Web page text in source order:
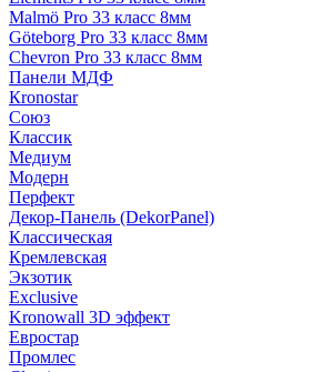
Malmö Pro 33 класс 8мм
Göteborg Pro 33 класс 8мм
Chevron Pro 33 класс 8мм
Панели МДФ
Кronostar
Союз
Классик
Медиум
Модерн
Перфект
Декор-Панель (DekorPanel)
Классическая
Кремлевская
Экзотик
Exclusive
Kronowall 3D эффект
Евростар
Промлес